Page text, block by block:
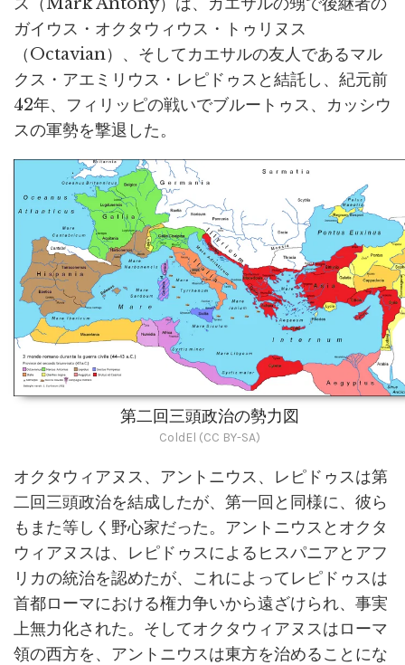
ガイウス・オクタウィウス・トゥリヌス
（Octavian）、そしてカエサルの友人であるマル
クス・アエミリウス・レピドゥスと結託し、紀元前
42年、フィリッピの戦いでブルートゥス、カッシウ
スの軍勢を撃退した。
第二回三頭政治の勢力図
ColdEl (CC BY-SA)
オクタウィアヌス、アントニウス、レピドゥスは第
二回三頭政治を結成したが、第一回と同様に、彼ら
もまた等しく野心家だった。アントニウスとオクタ
ウィアヌスは、レピドゥスによるヒスパニアとアフ
リカの統治を認めたが、これによってレピドゥスは
首都ローマにおける権力争いから遠ざけられ、事実
上無力化された。そしてオクタウィアヌスはローマ
領の西方を、アントニウスは東方を治めることにな